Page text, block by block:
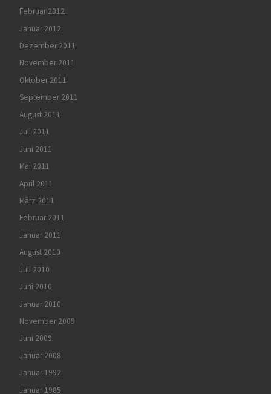
Februar 2012
Januar 2012
Dezember 2011
November 2011
Oktober 2011
September 2011
August 2011
Juli 2011
Juni 2011
Mai 2011
April 2011
März 2011
Februar 2011
Januar 2011
August 2010
Juli 2010
Juni 2010
Januar 2010
November 2009
Juni 2009
Januar 2008
Januar 1992
Januar 1985